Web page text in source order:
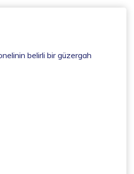
belirli bir güzergah